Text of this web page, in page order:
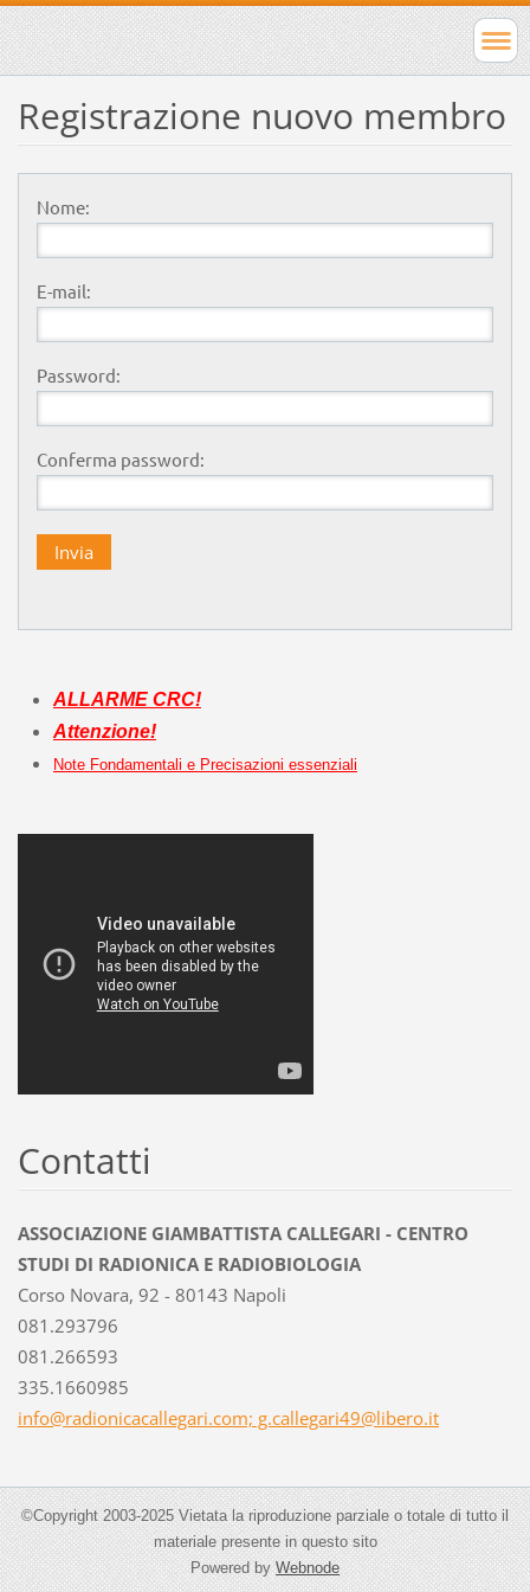
Registrazione nuovo membro
Nome:
E-mail:
Password:
Conferma password:
ALLARME CRC!
Attenzione!
Note Fondamentali e Precisazioni essenziali
Contatti
ASSOCIAZIONE GIAMBATTISTA CALLEGARI - CENTRO
STUDI DI RADIONICA E RADIOBIOLOGIA
Corso Novara, 92 - 80143 Napoli
081.293796
081.266593
335.1660985
info@radionicacallegari.com; g.callegari49@libero.it
©Copyright 2003-2025 Vietata la riproduzione parziale o totale di tutto il
materiale presente in questo sito
Powered byWebnode